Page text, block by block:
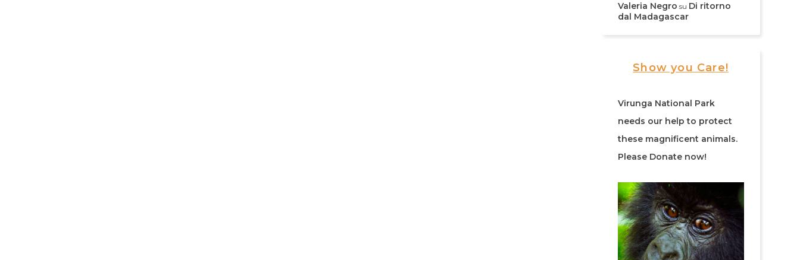
Valeria Negro su Di ritorno
dal Madagascar
Show you Care!
Virunga National Park
needs our help to protect
these magnificent animals.
Please Donate now!